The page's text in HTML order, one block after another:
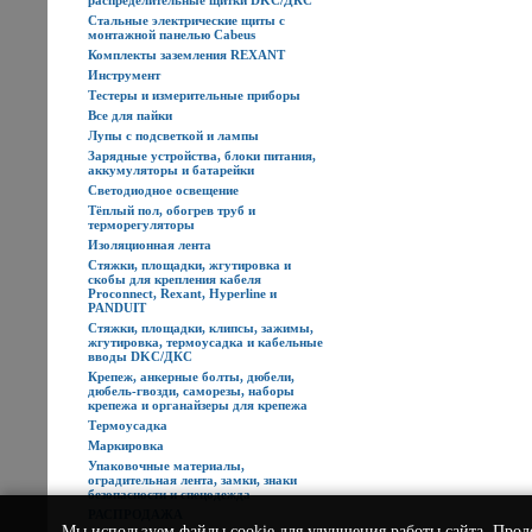
Стальные электрические щиты с
монтажной панелью Cabeus
Комплекты заземления REXANT
Инструмент
Тестеры и измерительные приборы
Все для пайки
Лупы с подсветкой и лампы
Зарядные устройства, блоки питания,
аккумуляторы и батарейки
Светодиодное освещение
Тёплый пол, обогрев труб и
терморегуляторы
Изоляционная лента
Стяжки, площадки, жгутировка и
скобы для крепления кабеля
Proconnect, Rexant, Hyperline и
PANDUIT
Стяжки, площадки, клипсы, зажимы,
жгутировка, термоусадка и кабельные
вводы DKC/ДКС
Крепеж, анкерные болты, дюбели,
дюбель-гвозди, саморезы, наборы
крепежа и органайзеры для крепежа
Термоусадка
Маркировка
Упаковочные материалы,
оградительная лента, замки, знаки
безопасности и спецодежда